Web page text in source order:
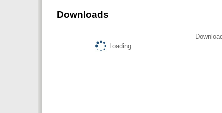
Downloads
Loading...